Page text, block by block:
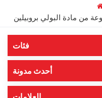
من مادة البولي بروبيلين
فئات
أحدث مدونة